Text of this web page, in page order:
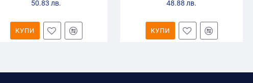
50.83 лв.
КУПИ
48.88 лв.
КУПИ